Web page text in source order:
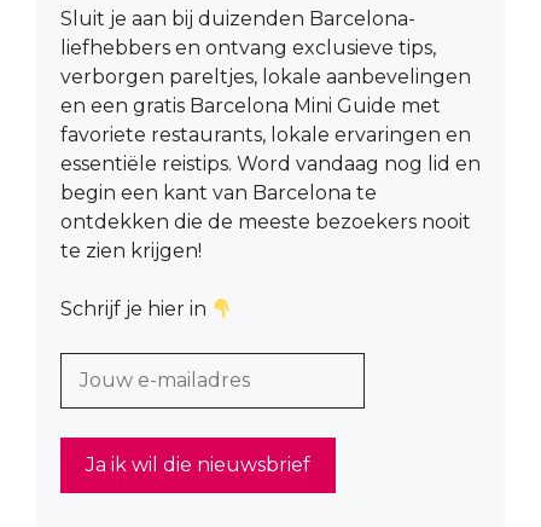
Sluit je aan bij duizenden Barcelona-
liefhebbers en ontvang exclusieve tips,
verborgen pareltjes, lokale aanbevelingen
en een gratis Barcelona Mini Guide met
favoriete restaurants, lokale ervaringen en
essentiële reistips. Word vandaag nog lid en
begin een kant van Barcelona te
ontdekken die de meeste bezoekers nooit
te zien krijgen!
Schrijf je hier in